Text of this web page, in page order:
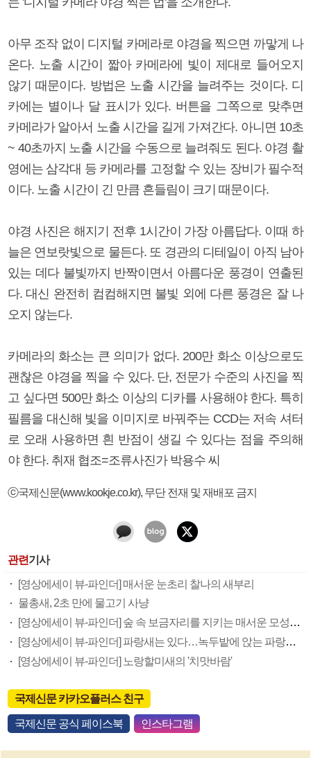
아무 조작 없이 디지털 카메라로 야경을 찍으면 까맣게 나
온다. 노출 시간이 짧아 카메라에 빛이 제대로 들어오지
않기 때문이다. 방법은 노출 시간을 늘려주는 것이다. 디
카에는 별이나 달 표시가 있다. 버튼을 그쪽으로 맞추면
카메라가 알아서 노출 시간을 길게 가져간다. 아니면 10초
~ 40초까지 노출 시간을 수동으로 늘려줘도 된다. 야경 촬
영에는 삼각대 등 카메라를 고정할 수 있는 장비가 필수적
이다. 노출 시간이 긴 만큼 흔들림이 크기 때문이다.
야경 사진은 해지기 전후 1시간이 가장 아름답다. 이때 하
늘은 연보랏빛으로 물든다. 또 경관의 디테일이 아직 남아
있는 데다 불빛까지 반짝이면서 아름다운 풍경이 연출된
다. 대신 완전히 컴컴해지면 불빛 외에 다른 풍경은 잘 나
오지 않는다.
카메라의 화소는 큰 의미가 없다. 200만 화소 이상으로도
괜찮은 야경을 찍을 수 있다. 단, 전문가 수준의 사진을 찍
고 싶다면 500만 화소 이상의 디카를 사용해야 한다. 특히
필름을 대신해 빛을 이미지로 바꿔주는 CCD는 저속 셔터
로 오래 사용하면 흰 반점이 생길 수 있다는 점을 주의해
야 한다. 취재 협조=조류사진가 박용수 씨
ⓒ국제신문(www.kookje.co.kr), 무단 전재 및 재배포 금지
관련기사
[영상에세이 뷰-파인더] 매서운 눈초리 찰나의 새부리
물총새, 2초 만에 물고기 사냥
[영상에세이 뷰-파인더] 숲 속 보금자리를 지키는 매서운 모성의 눈
[영상에세이 뷰-파인더] 파랑새는 있다…녹두밭에 앉는 파랑새는 없다
[영상에세이 뷰-파인더] 노랑할미새의 '치맛바람'
국제신문 카카오플러스 친구
국제신문 공식 페이스북 인스타그램